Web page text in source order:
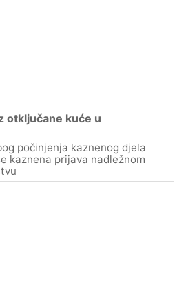
otključane kuće u
počinjenja kaznenog djela
kaznena prijava nadležnom